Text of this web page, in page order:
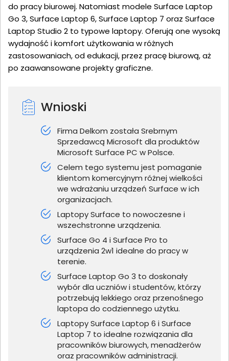
do pracy biurowej. Natomiast modele Surface Laptop
Go 3, Surface Laptop 6, Surface Laptop 7 oraz Surface
Laptop Studio 2 to typowe laptopy. Oferują one wysoką
wydajność i komfort użytkowania w różnych
zastosowaniach, od edukacji, przez pracę biurową, aż
po zaawansowane projekty graficzne.
Wnioski
Firma Delkom została Srebrnym
Sprzedawcą Microsoft dla produktów
Microsoft Surface PC w Polsce.
Celem tego systemu jest pomaganie
klientom komercyjnym różnej wielkości
we wdrażaniu urządzeń Surface w ich
organizacjach.
Laptopy Surface to nowoczesne i
wszechstronne urządzenia.
Surface Go 4 i Surface Pro to
urządzenia 2w1 idealne do pracy w
terenie.
Surface Laptop Go 3 to doskonały
wybór dla uczniów i studentów, którzy
potrzebują lekkiego oraz przenośnego
laptopa do codziennego użytku.
Laptopy Surface Laptop 6 i Surface
Laptop 7 to idealne rozwiązania dla
pracowników biurowych, menadżerów
oraz pracowników administracji.